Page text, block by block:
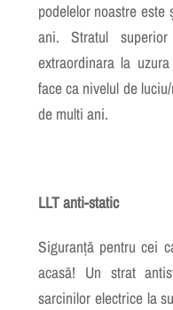
podelelor noastre
ani. Stratul
extraordinara la
face ca nivelul de
de multi ani.
LLT anti-static
Siguranță pentru cei
acasă! Un strat
sarcinilor electrice la